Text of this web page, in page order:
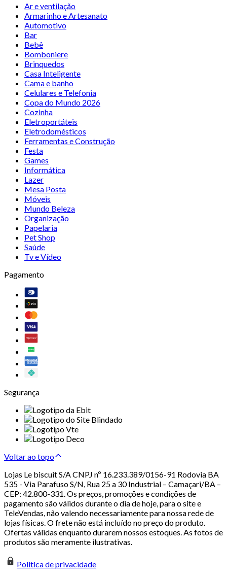
Ar e ventilação
Armarinho e Artesanato
Automotivo
Bar
Bebê
Bomboniere
Brinquedos
Casa Inteligente
Cama e banho
Celulares e Telefonia
Copa do Mundo 2026
Cozinha
Eletroportáteis
Eletrodomésticos
Ferramentas e Construção
Festa
Games
Informática
Lazer
Mesa Posta
Móveis
Mundo Beleza
Organização
Papelaria
Pet Shop
Saúde
Tv e Vídeo
Pagamento
Segurança
Voltar ao topo
Lojas Le biscuit S/A CNPJ nº 16.233.389/0156-91 Rodovia BA
535 - Via Parafuso S/N, Rua 25 a 30 Industrial – Camaçari/BA –
CEP: 42.800-331. Os preços, promoções e condições de
pagamento são válidos durante o dia de hoje, para o site e
TeleVendas, não valendo necessariamente para nossa rede de
lojas físicas. O frete não está incluído no preço do produto.
Ofertas válidas enquanto durarem nossos estoques. As fotos de
produtos são meramente ilustrativas.
Politica de privacidade